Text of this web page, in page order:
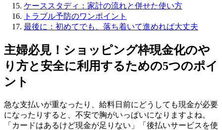
ケーススタディ：家計の流れと併せた使い方
トラブル予防のワンポイント
最後に：初めてでも、落ち着いて進めれば大丈夫
主婦必見！ショッピング枠現金化のや
り方と安全に利用するための5つのポイ
ント
急な支払いが重なったり、給料日前にどうしても現金が必要
になったりすると、不安で胸がいっぱいになりますよね。
「カードはあるけど現金が足りない」「後払いサービスを使